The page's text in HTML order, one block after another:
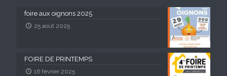
foire aux oignons 2025
25 août 2025
FOIRE DE PRINTEMPS
16 février 2025